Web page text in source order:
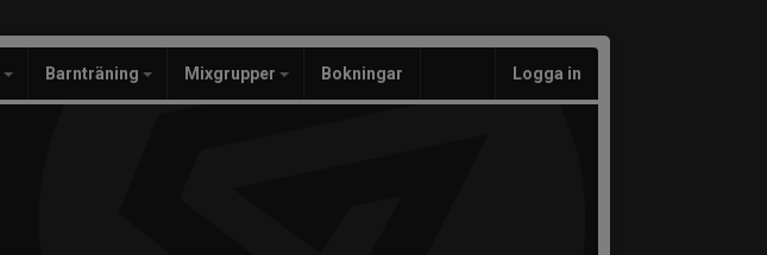
Barnträning Mixgrupper Bokningar Logga in